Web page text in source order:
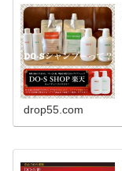
drop55.com